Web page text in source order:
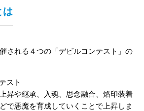
方法
得方法
限)拡張に必要なジェム数について
は
される４つの「デビルコンテスト」の
スト
昇や継承、入魂、思念融合、烙印装着
で悪魔を育成していくことで上昇しま